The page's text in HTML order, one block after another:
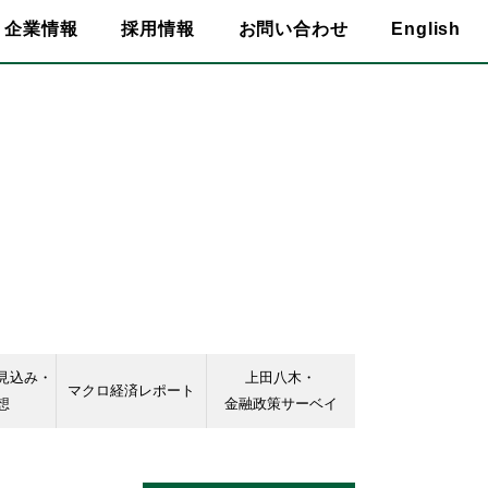
企業情報 採用情報 お問い合わせ English
込み・
マクロ経済レポート
上田八木・
金融政策サーベイ